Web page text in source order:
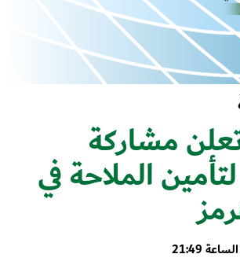
تعلن مشاركة
الملاحة في